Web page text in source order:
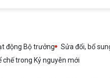
động Bộ trưởng
Sửa đổi, bổ
chế trong Kỷ nguyên mới